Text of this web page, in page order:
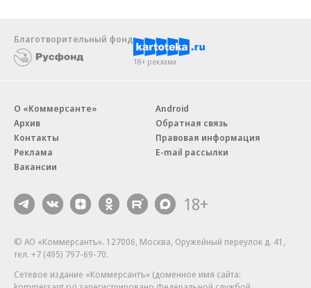
Благотворительный фонд
18+ реклама
О «Коммерсанте»
Архив
Контакты
Реклама
Вакансии
Android
Обратная связь
Правовая информация
E-mail рассылки
18+
© АО «Коммерсантъ». 127006, Москва, Оружейный переулок д. 41,
тел. +7 (495) 797-69-70.
Сетевое издание «Коммерсантъ» (доменное имя сайта: